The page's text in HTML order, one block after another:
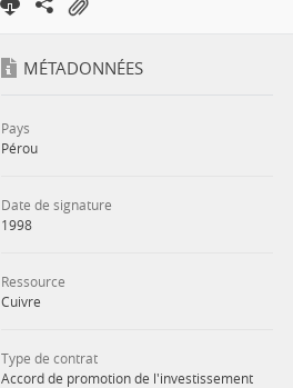
MÉTADONNÉES
Pays
Pérou
Date de signature
1998
Ressource
Cuivre
Type de contrat
Accord de promotion de l'investissement